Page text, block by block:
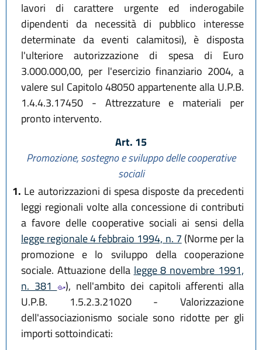
lavori di carattere urgente ed inderogabile
dipendenti da necessità di pubblico interesse
determinate da eventi calamitosi), è disposta
l'ulteriore autorizzazione di spesa di Euro
3.000.000,00, per l'esercizio finanziario 2004, a
valere sul Capitolo 48050 appartenente alla U.P.B.
1.4.4.3.17450 - Attrezzature e materiali per
pronto intervento.
Art. 15
Promozione, sostegno e sviluppo delle cooperative
sociali
1. Le autorizzazioni di spesa disposte da precedenti
leggi regionali volte alla concessione di contributi
a favore delle cooperative sociali ai sensi della
legge regionale 4 febbraio 1994, n. 7 (Norme per la
promozione e lo sviluppo della cooperazione
sociale. Attuazione della legge 8 novembre 1991,
n. 381
), nell'ambito dei capitoli afferenti alla
U.P.B. 1.5.2.3.21020 - Valorizzazione
dell'associazionismo sociale sono ridotte per gli
importi sottoindicati: